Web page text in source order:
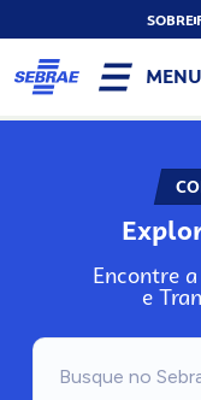
SOBRE
MENU
Encontre
e